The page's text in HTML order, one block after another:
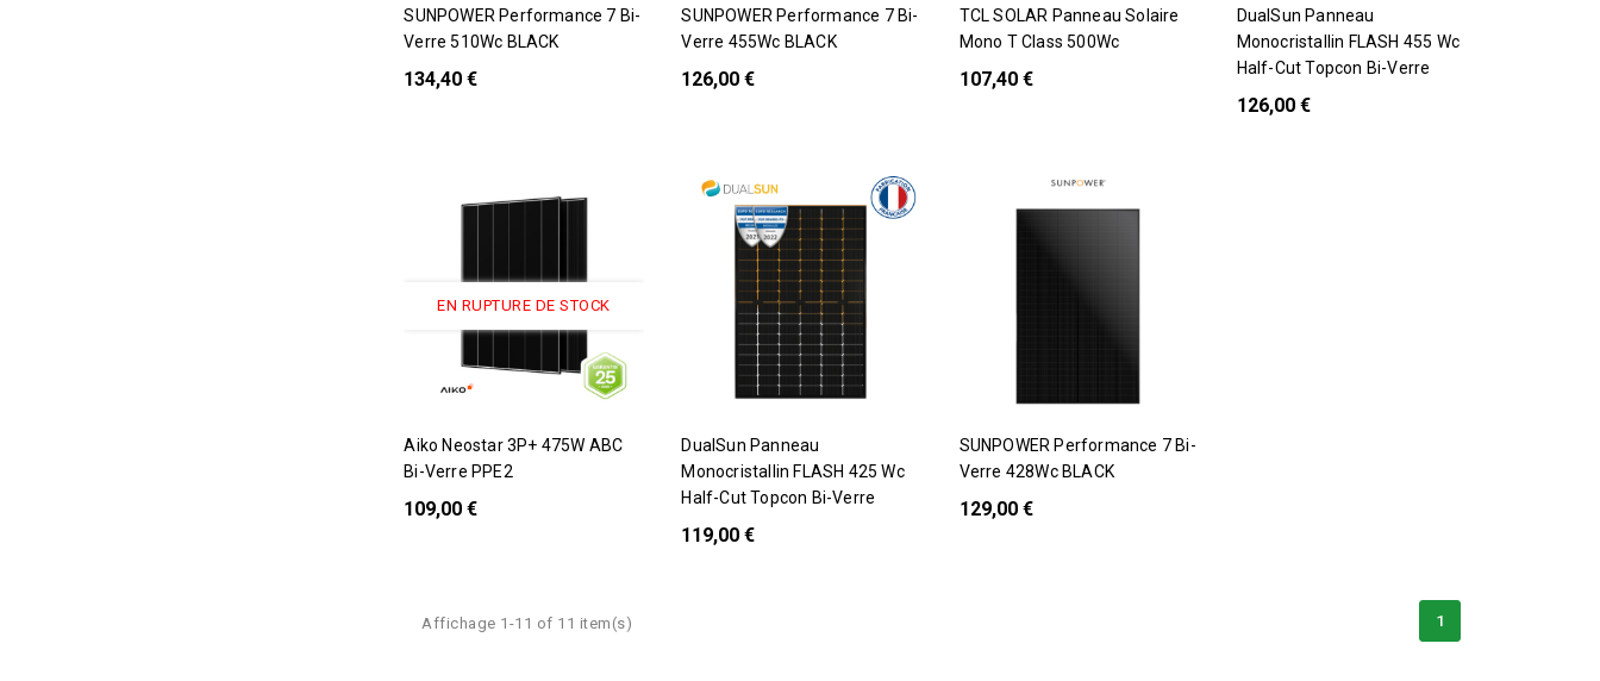
SUNPOWER Performance 7 Bi-
Verre 510Wc BLACK
134,40 €
SUNPOWER Performance 7 Bi-
Verre 455Wc BLACK
126,00 €
TCL SOLAR Panneau Solaire
Mono T Class 500Wc
107,40 €
DualSun Panneau
Monocristallin FLASH 455 Wc
Half-Cut Topcon Bi-Verre
126,00 €
EN RUPTURE DE STOCK
Aiko Neostar 3P+ 475W ABC
Bi-Verre PPE2
109,00 €
DualSun Panneau
Monocristallin FLASH 425 Wc
Half-Cut Topcon Bi-Verre
119,00 €
SUNPOWER Performance 7 Bi-
Verre 428Wc BLACK
129,00 €
Affichage 1-11 of 11 item(s) 1